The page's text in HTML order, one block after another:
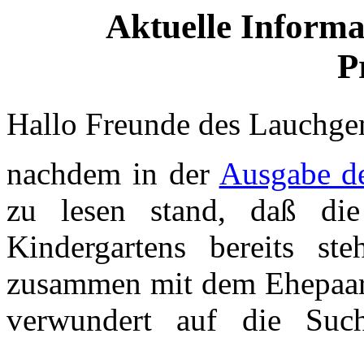
Aktuelle
Hallo Freunde des
nachdem in der Ausgabe
zu lesen stand, daß
Kindergartens bereits
zusammen mit dem
verwundert auf die